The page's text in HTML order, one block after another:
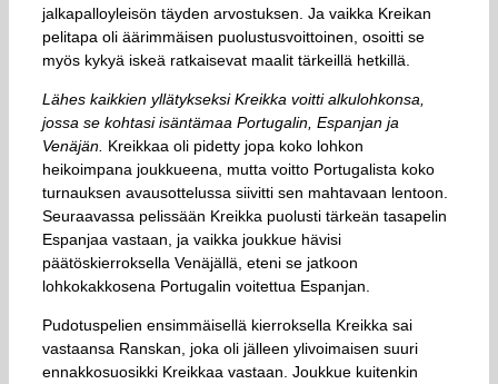
jalkapalloyleisön täyden arvostuksen. Ja vaikka Kreikan
pelitapa oli äärimmäisen puolustusvoittoinen, osoitti se
myös kykyä iskeä ratkaisevat maalit tärkeillä hetkillä.
Lähes kaikkien yllätykseksi Kreikka voitti alkulohkonsa,
jossa se kohtasi isäntämaa Portugalin, Espanjan ja
Venäjän. Kreikkaa oli pidetty jopa koko lohkon
heikoimpana joukkueena, mutta voitto Portugalista koko
turnauksen avausottelussa siivitti sen mahtavaan lentoon.
Seuraavassa pelissään Kreikka puolusti tärkeän tasapelin
Espanjaa vastaan, ja vaikka joukkue hävisi
päätöskierroksella Venäjällä, eteni se jatkoon
lohkokakkosena Portugalin voitettua Espanjan.
Pudotuspelien ensimmäisellä kierroksella Kreikka sai
vastaansa Ranskan, joka oli jälleen ylivoimaisen suuri
ennakkosuosikki Kreikkaa vastaan. Joukkue kuitenkin